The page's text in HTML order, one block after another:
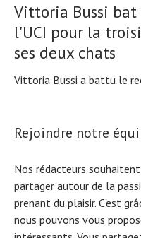
Vittoria Bussi
l'UCI pour la
ses deux chats
Vittoria Bussi a battu le
Rejoindre notre
Nos rédacteurs
partager autour de la
prenant du plaisir. C'est
nous pouvons vous